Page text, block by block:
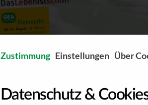
Zustimmung Einstellungen Über
Datenschutz &